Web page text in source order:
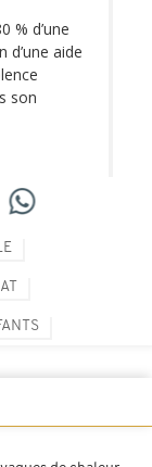
% d’une
aide
son